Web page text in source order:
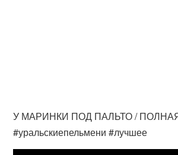
У МАРИНКИ ПОД ПАЛЬТО /
#уральскиепельмени #лучшее